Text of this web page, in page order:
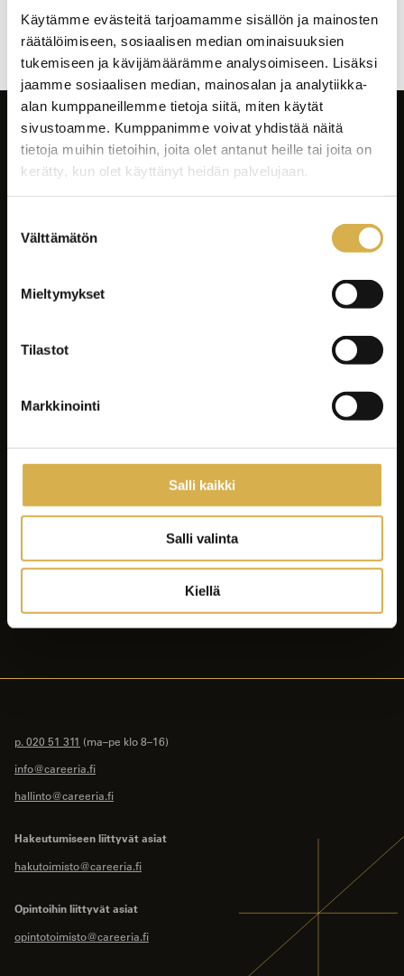
Käytämme evästeitä tarjoamamme sisällön ja mainosten
räätälöimiseen, sosiaalisen median ominaisuuksien
tukemiseen ja kävijämäärämme analysoimiseen. Lisäksi
jaamme sosiaalisen median, mainosalan ja analytiikka-
alan kumppaneillemme tietoja siitä, miten käytät
sivustoamme. Kumppanimme voivat yhdistää näitä
tietoja muihin tietoihin, joita olet antanut heille tai joita on
kerätty, kun olet käyttänyt heidän palvelujaan.
valinta
Välttämätön
Mieltymykset
Tilastot
Markkinointi
Salli kaikki
Salli valinta
Kiellä
sivujen
selaus
Asiakastyöt
Opiskelijalle
Yhteystiedot
Intranet
p. 020 51 311 (ma–pe klo 8–16)
info@careeria.fi
hallinto@careeria.fi
Hakeutumiseen liittyvät asiat
hakutoimisto@careeria.fi
Opintoihin liittyvät asiat
opintotoimisto@careeria.fi